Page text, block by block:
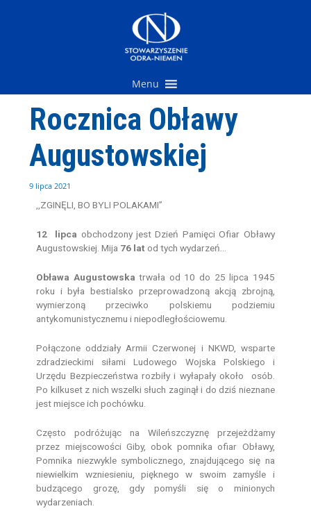
Menu
Rocznica Obławy
Augustowskiej
9 lipca 2021
,,ZGINĘLI, BO BYLI POLAKAMI”
12 lipca obchodzony jest Dzień Pamięci Ofiar Obławy
Augustowskiej. Mija 76 latod tych wydarzeń…
Obława Augustowska trwała od 10 do 25 lipca 1945
roku i była bestialsko przeprowadzoną akcją zbrojną,
wymierzoną przeciwko polskiemu podziemiu
antykomunistycznemu i niepodległościowemu.
Połączone oddziały Armii Czerwonej i NKWD, wsparte
zdradzieckimi siłami Ludowego Wojska Polskiego i
Urzędu Bezpieczeństwa rozbiły i wyłapały około osób.
Po kilkuset z nich wszelki słuch zaginął i do dziś nieznane
jest miejsce ich pochówku.
Często podróżując na Wileńszczyznę przejeżdżamy
przez miejscowości Giby, obok pomnika ofiar Obławy,
Pomnika niezwykle symbolicznego, znajdującego się na
niewielkim wzniesieniu, pięknego w swoim zamyśle i
budzącego grozę, gdy pomyśli się o minionych
wydarzeniach.